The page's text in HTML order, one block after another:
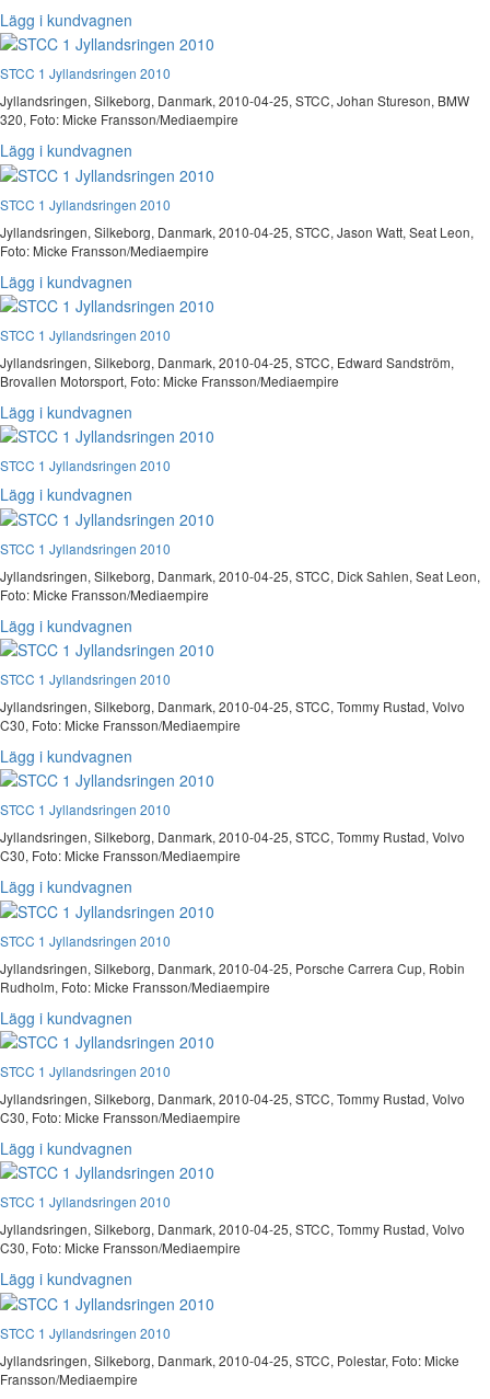
Lägg i kundvagnen
STCC 1 Jyllandsringen 2010
Jyllandsringen, Silkeborg, Danmark, 2010-04-25, STCC, Johan Stureson, BMW
320, Foto: Micke Fransson/Mediaempire
Lägg i kundvagnen
STCC 1 Jyllandsringen 2010
Jyllandsringen, Silkeborg, Danmark, 2010-04-25, STCC, Jason Watt, Seat Leon,
Foto: Micke Fransson/Mediaempire
Lägg i kundvagnen
STCC 1 Jyllandsringen 2010
Jyllandsringen, Silkeborg, Danmark, 2010-04-25, STCC, Edward Sandström,
Brovallen Motorsport, Foto: Micke Fransson/Mediaempire
Lägg i kundvagnen
STCC 1 Jyllandsringen 2010
Lägg i kundvagnen
STCC 1 Jyllandsringen 2010
Jyllandsringen, Silkeborg, Danmark, 2010-04-25, STCC, Dick Sahlen, Seat Leon,
Foto: Micke Fransson/Mediaempire
Lägg i kundvagnen
STCC 1 Jyllandsringen 2010
Jyllandsringen, Silkeborg, Danmark, 2010-04-25, STCC, Tommy Rustad, Volvo
C30, Foto: Micke Fransson/Mediaempire
Lägg i kundvagnen
STCC 1 Jyllandsringen 2010
Jyllandsringen, Silkeborg, Danmark, 2010-04-25, STCC, Tommy Rustad, Volvo
C30, Foto: Micke Fransson/Mediaempire
Lägg i kundvagnen
STCC 1 Jyllandsringen 2010
Jyllandsringen, Silkeborg, Danmark, 2010-04-25, Porsche Carrera Cup, Robin
Rudholm, Foto: Micke Fransson/Mediaempire
Lägg i kundvagnen
STCC 1 Jyllandsringen 2010
Jyllandsringen, Silkeborg, Danmark, 2010-04-25, STCC, Tommy Rustad, Volvo
C30, Foto: Micke Fransson/Mediaempire
Lägg i kundvagnen
STCC 1 Jyllandsringen 2010
Jyllandsringen, Silkeborg, Danmark, 2010-04-25, STCC, Tommy Rustad, Volvo
C30, Foto: Micke Fransson/Mediaempire
Lägg i kundvagnen
STCC 1 Jyllandsringen 2010
Jyllandsringen, Silkeborg, Danmark, 2010-04-25, STCC, Polestar, Foto: Micke
Fransson/Mediaempire